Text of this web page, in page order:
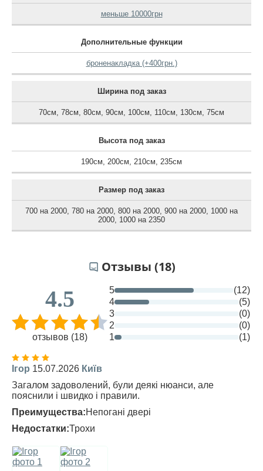
меньше 10000грн
Дополнительные функции
броненакладка (+400грн.)
Ширина под заказ
70см 78см 80см 90см 100см 110см 130см 75см
Высота под заказ
190см 200см 210см 235см
Размер под заказ
700 на 2000 780 на 2000 800 на 2000 900 на 2000 1000 на
2000 1000 на 2350
Отзывы (18)
4.5
отзывов (18)
5
(12)
4
(5)
3
(0)
2
(0)
1
(1)
Ігор 15.07.2026 Київ
Загалом задоволений, були деякі нюанси, але
пояснили і швидко і правили.
Преимущества:Непогані двері
Недостатки:Трохи